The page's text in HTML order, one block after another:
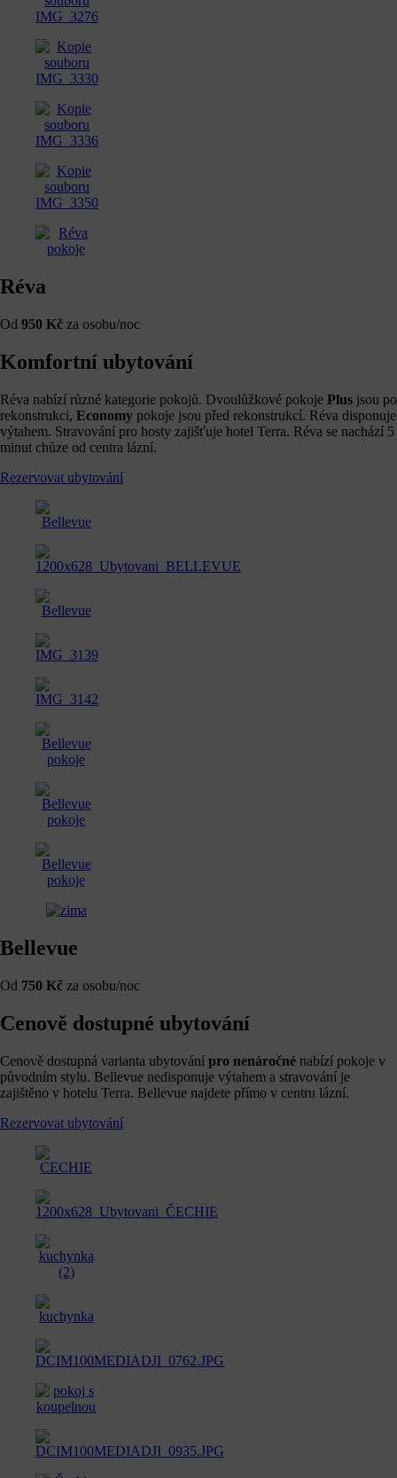
Réva
Od 950 Kč za osobu/noc
Komfortní ubytování
Réva nabízí různé kategorie pokojů. Dvoulůžkové pokoje Plus jsou po
rekonstrukci, Economy pokoje jsou před rekonstrukcí. Réva disponuje
výtahem. Stravování pro hosty zajišťuje hotel Terra. Réva se nachází 5
minut chůze od centra lázní.
Rezervovat ubytování
Bellevue
Od 750 Kč za osobu/noc
Cenově dostupné ubytování
Cenově dostupná varianta ubytování pro nenáročné nabízí pokoje v
původním stylu. Bellevue nedisponuje výtahem a stravování je
zajištěno v hotelu Terra. Bellevue najdete přímo v centru lázní.
Rezervovat ubytování